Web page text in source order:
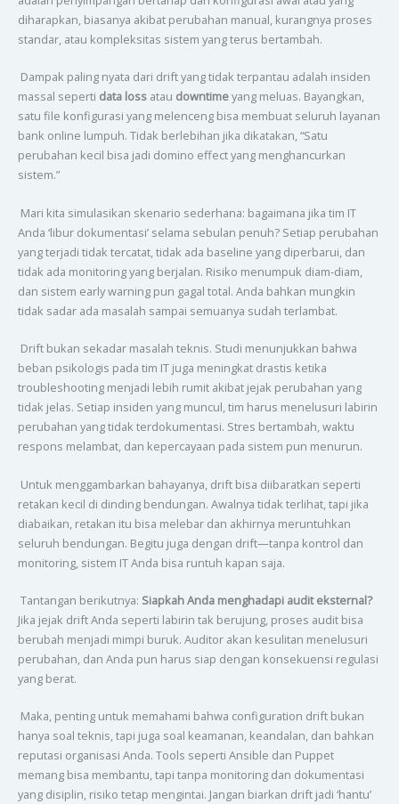
diharapkan, biasanya akibat perubahan manual, kurangnya proses
standar, atau kompleksitas sistem yang terus bertambah.
Dampak paling nyata dari drift yang tidak terpantau adalah insiden
massal seperti data lossatau downtimeyang meluas. Bayangkan,
satu file konfigurasi yang melenceng bisa membuat seluruh layanan
bank online lumpuh. Tidak berlebihan jika dikatakan, “Satu
perubahan kecil bisa jadi domino effect yang menghancurkan
sistem.”
Mari kita simulasikan skenario sederhana: bagaimana jika tim IT
Anda ‘libur dokumentasi’ selama sebulan penuh? Setiap perubahan
yang terjadi tidak tercatat, tidak ada baseline yang diperbarui, dan
tidak ada monitoring yang berjalan. Risiko menumpuk diam-diam,
dan sistem early warning pun gagal total. Anda bahkan mungkin
tidak sadar ada masalah sampai semuanya sudah terlambat.
Drift bukan sekadar masalah teknis. Studi menunjukkan bahwa
beban psikologis pada tim IT juga meningkat drastis ketika
troubleshooting menjadi lebih rumit akibat jejak perubahan yang
tidak jelas. Setiap insiden yang muncul, tim harus menelusuri labirin
perubahan yang tidak terdokumentasi. Stres bertambah, waktu
respons melambat, dan kepercayaan pada sistem pun menurun.
Untuk menggambarkan bahayanya, drift bisa diibaratkan seperti
retakan kecil di dinding bendungan. Awalnya tidak terlihat, tapi jika
diabaikan, retakan itu bisa melebar dan akhirnya meruntuhkan
seluruh bendungan. Begitu juga dengan drift—tanpa kontrol dan
monitoring, sistem IT Anda bisa runtuh kapan saja.
Tantangan berikutnya: Siapkah Anda menghadapi audit eksternal?
Jika jejak drift Anda seperti labirin tak berujung, proses audit bisa
berubah menjadi mimpi buruk. Auditor akan kesulitan menelusuri
perubahan, dan Anda pun harus siap dengan konsekuensi regulasi
yang berat.
Maka, penting untuk memahami bahwa configuration drift bukan
hanya soal teknis, tapi juga soal keamanan, keandalan, dan bahkan
reputasi organisasi Anda. Tools seperti Ansible dan Puppet
memang bisa membantu, tapi tanpa monitoring dan dokumentasi
yang disiplin, risiko tetap mengintai. Jangan biarkan drift jadi ‘hantu’